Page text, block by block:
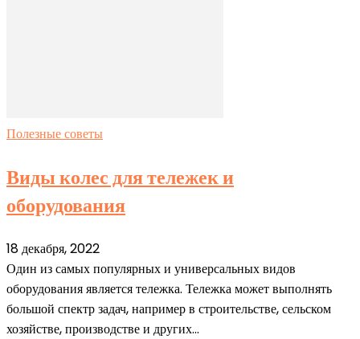
Полезные советы
Виды колес для тележек и
оборудования
18 декабря, 2022
Один из самых популярных и универсальных видов
оборудования является тележка. Тележка может выполнять
большой спектр задач, например в строительстве, сельском
хозяйстве, производстве и других...